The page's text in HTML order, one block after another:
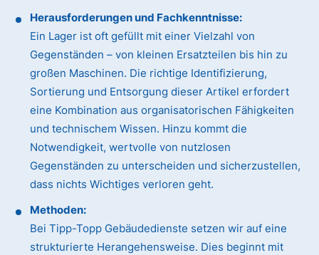
Herausforderungen und Fachkenntnisse:
Ein Lager ist oft gefüllt mit einer Vielzahl von
Gegenständen – von kleinen Ersatzteilen bis hin zu
großen Maschinen. Die richtige Identifizierung,
Sortierung und Entsorgung dieser Artikel erfordert
eine Kombination aus organisatorischen Fähigkeiten
und technischem Wissen. Hinzu kommt die
Notwendigkeit, wertvolle von nutzlosen
Gegenständen zu unterscheiden und sicherzustellen,
dass nichts Wichtiges verloren geht.
Methoden:
Bei Tipp-Topp Gebäudedienste setzen wir auf eine
strukturierte Herangehensweise. Dies beginnt mit